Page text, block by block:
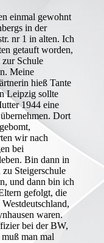
einmal gewohnt
in der
nr 1 in alten. Ich
getauft worden,
Schule
Meine
hieß Tante
Leipzig sollte
1944 eine
Dort
wir nach
bei
Bin dann in
zu Steigerschule
und dann bin ich
gefolgt, die
waren.
bei der BW,
man mal